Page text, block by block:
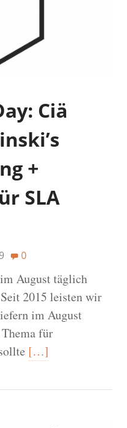
Ciä
+
SLA
0
August täglich
2015 leisten wir
im August
für
[…]